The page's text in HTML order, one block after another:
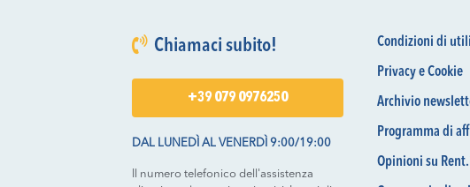
Chiamaci subito!
+39 079 0976250
DAL LUNEDÌ AL VENERDÌ 9:00/19:00
Il numero telefonico dell'assistenza
Condizioni di
Privacy e Cookie
Archivio
Programma di
Opinioni su